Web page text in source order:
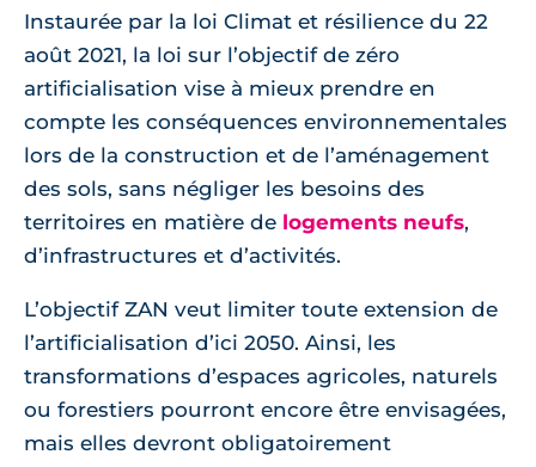
Instaurée par la loi Climat et résilience du 22
août 2021, la loi sur l’objectif de zéro
artificialisation vise à mieux prendre en
compte les conséquences environnementales
lors de la construction et de l’aménagement
des sols, sans négliger les besoins des
territoires en matière de logements neufs,
d’infrastructures et d’activités.
L’objectif ZAN veut limiter toute extension de
l’artificialisation d’ici 2050. Ainsi, les
transformations d’espaces agricoles, naturels
ou forestiers pourront encore être envisagées,
mais elles devront obligatoirement